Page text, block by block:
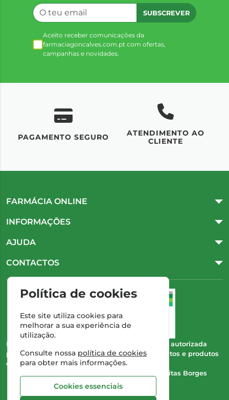
SUBSCREVER
Aceito receber comunicações da
farmaciagoncalves.com.pt com ofertas,
campanhas e novidades.
PAGAMENTO SEGURO
ATENDIMENTO AO
CLIENTE
FARMÁCIA ONLINE
INFORMAÇÕES
AJUDA
CONTACTOS
Esta farmácia (Farmácia Gonçalves) encontra-se autorizada
pelo INFARMED para a dispensa de medicamentos e produtos
de saúde ao domicílio e através da internet.
Dra. Cristina Marta de Freitas Borges
Gonçalves
Política de cookies
Este site utiliza cookies para
melhorar a sua experiência de
utilização.
Consulte nossa política de cookies
para obter mais informações.
Cookies essenciais